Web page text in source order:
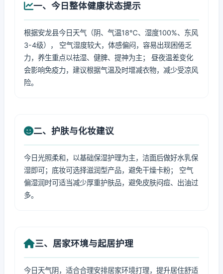
一、今日整体健康状态提示
根据安龙县今日天气（阴、气温18℃、湿度100%、东风
3-4级）， 空气湿度较大，体感偏闷，容易出现困倦乏
力，养生重点以祛湿、健脾、提神为主； 昼夜温差变化
会影响免疫力，建议根据气温及时增减衣物，减少受凉风
险。
二、护肤与化妆建议
今日光照柔和，以基础保湿护理为主，洁面后做好水乳保
湿即可；底妆可选择滋润型产品，避免干燥卡粉； 空气
偏湿润时可适当减少厚重护肤品，避免皮肤闷痘、出油过
多。
三、居家环境与起居护理
今日天气阴，适合合理安排居家环境打理，提升居住舒适